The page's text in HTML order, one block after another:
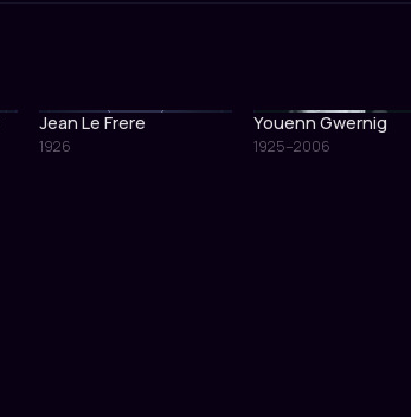
Jean Le Frere
1926
Youenn Gwernig
1925–2006